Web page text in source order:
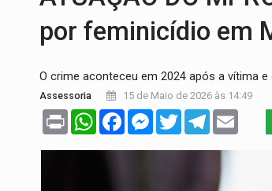
por feminicídio em
O crime aconteceu em 2024 após a vítima
Assessoria 15 de Maio de 2026 às 14:49
Print WhatsAppFacebookMessenger
TwitterTelegram